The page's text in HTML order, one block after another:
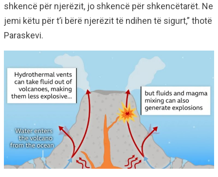
shkencë për njerëzit, jo shkencë për shkencëtarët. Ne
jemi këtu për t’i bërë njerëzit të ndihen të sigurt,” thotë
Paraskevi.